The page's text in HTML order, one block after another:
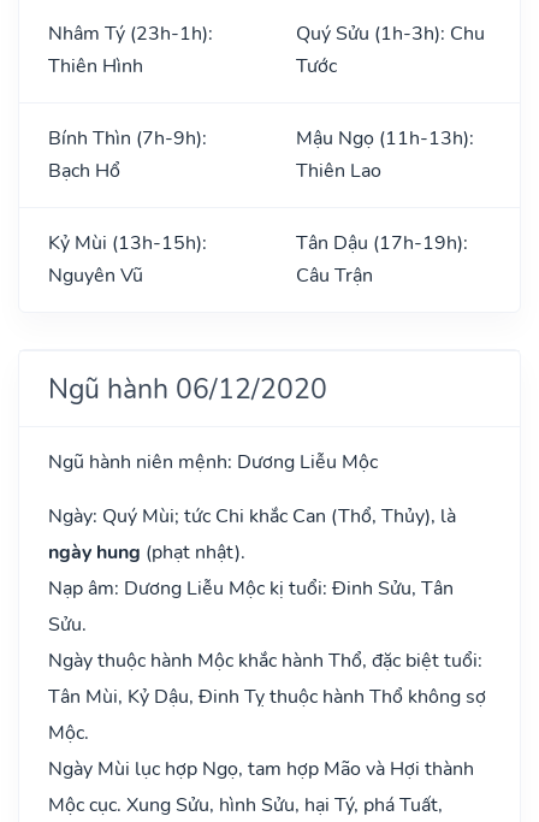
Nhâm Tý (23h-1h):
Thiên Hình
Quý Sửu (1h-3h): Chu
Tước
Bính Thìn (7h-9h):
Bạch Hổ
Mậu Ngọ (11h-13h):
Thiên Lao
Kỷ Mùi (13h-15h):
Nguyên Vũ
Tân Dậu (17h-19h):
Câu Trận
Ngũ hành 06/12/2020
Ngũ hành niên mệnh: Dương Liễu Mộc
Ngày: Quý Mùi; tức Chi khắc Can (Thổ, Thủy), là
ngày hung (phạt nhật).
Nạp âm: Dương Liễu Mộc kị tuổi: Đinh Sửu, Tân
Sửu.
Ngày thuộc hành Mộc khắc hành Thổ, đặc biệt tuổi:
Tân Mùi, Kỷ Dậu, Đinh Tỵ thuộc hành Thổ không sợ
Mộc.
Ngày Mùi lục hợp Ngọ, tam hợp Mão và Hợi thành
Mộc cục. Xung Sửu, hình Sửu, hại Tý, phá Tuất,